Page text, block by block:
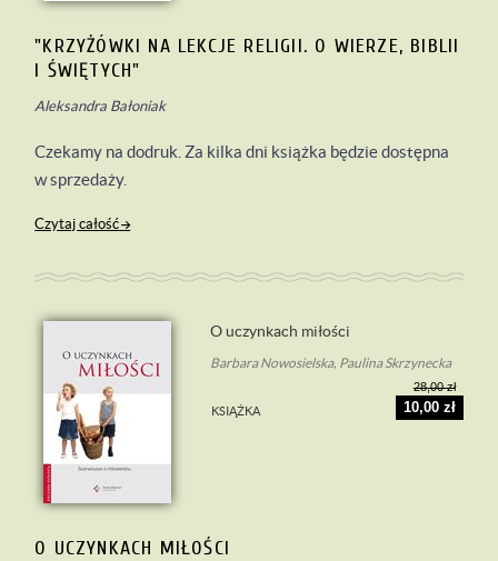
"KRZYŻÓWKI NA LEKCJE RELIGII. O WIERZE, BIBLII
I ŚWIĘTYCH"
Aleksandra Bałoniak
Czekamy na dodruk. Za kilka dni książka będzie dostępna
w sprzedaży.
Czytaj całość
O uczynkach miłości
Barbara Nowosielska, Paulina Skrzynecka
KSIĄŻKA
28,00 zł
10,00 zł
O UCZYNKACH MIŁOŚCI